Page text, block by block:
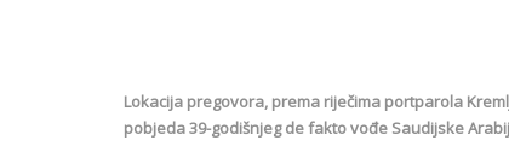
Lokacija pregovora, prema riječima portparola
pobjeda 39-godišnjeg de fakto vođe Saudijske